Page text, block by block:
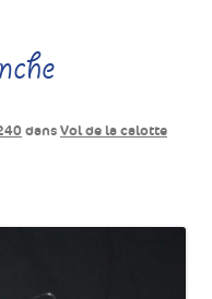
dansVol de la calotte